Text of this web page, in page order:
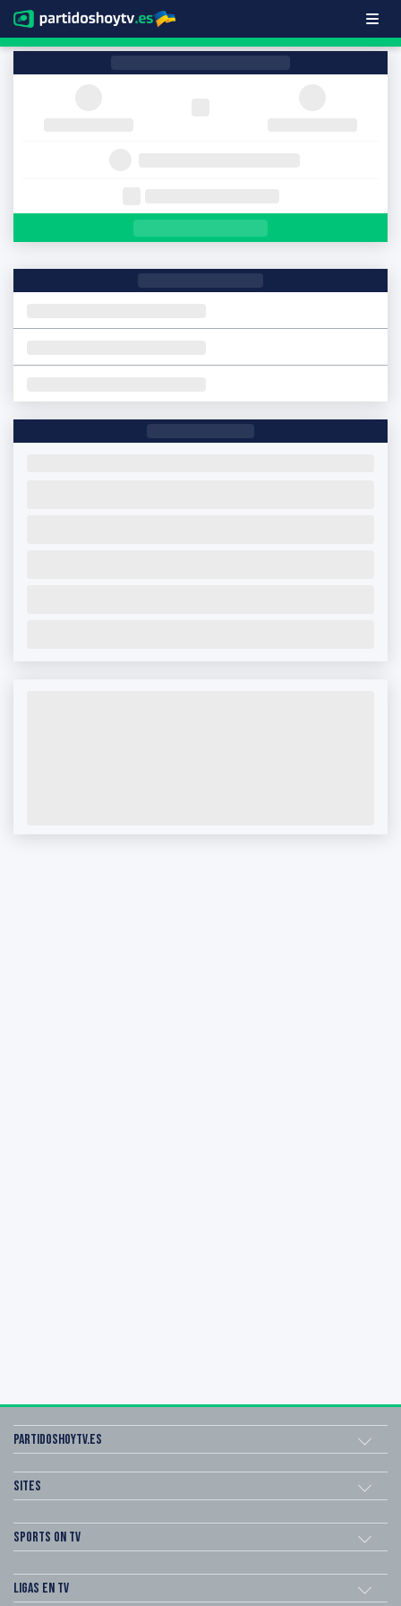
Partidoshoytv.es
Sites
Sports on TV
Ligas en TV